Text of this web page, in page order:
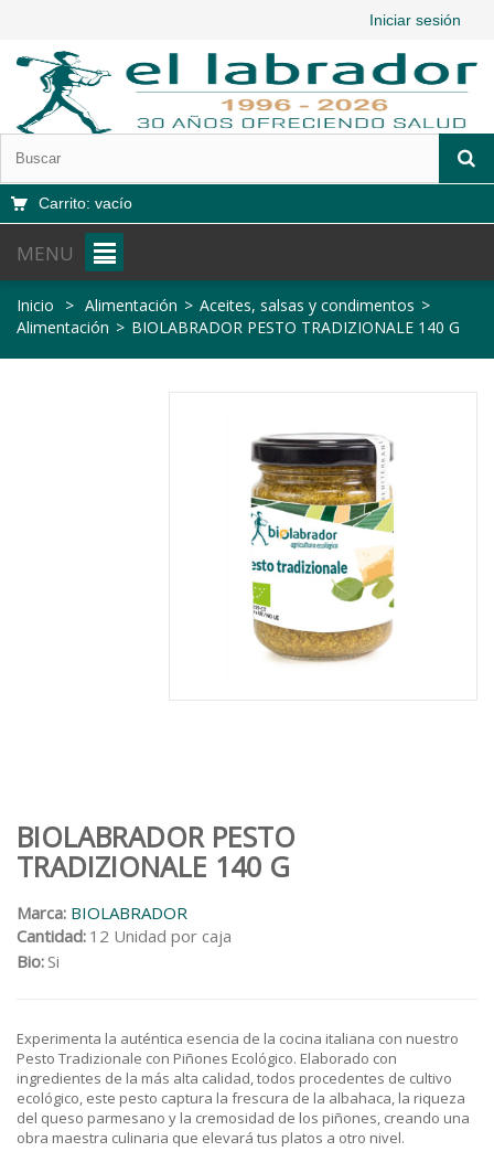
Iniciar sesión
Carrito: vacío
MENU
Inicio > Alimentación > Aceites, salsas y condimentos >
Alimentación > BIOLABRADOR PESTO TRADIZIONALE 140 G
BIOLABRADOR PESTO
TRADIZIONALE 140 G
Marca: BIOLABRADOR
Cantidad: 12 Unidad por caja
Bio:Si
Experimenta la auténtica esencia de la cocina italiana con nuestro
Pesto Tradizionale con Piñones Ecológico. Elaborado con
ingredientes de la más alta calidad, todos procedentes de cultivo
ecológico, este pesto captura la frescura de la albahaca, la riqueza
del queso parmesano y la cremosidad de los piñones, creando una
obra maestra culinaria que elevará tus platos a otro nivel.